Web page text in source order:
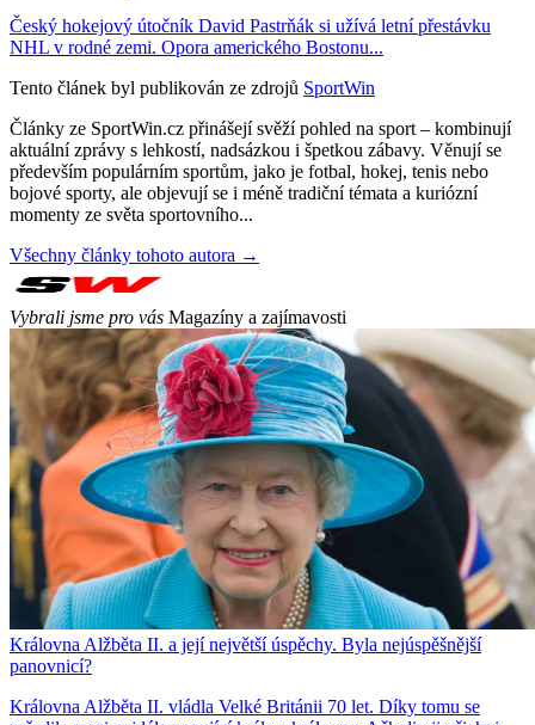
Český hokejový útočník David Pastrňák si užívá letní přestávku
NHL v rodné zemi. Opora amerického Bostonu...
Tento článek byl publikován ze zdrojů SportWin
Články ze SportWin.cz přinášejí svěží pohled na sport – kombinují
aktuální zprávy s lehkostí, nadsázkou i špetkou zábavy. Věnují se
především populárním sportům, jako je fotbal, hokej, tenis nebo
bojové sporty, ale objevují se i méně tradiční témata a kuriózní
momenty ze světa sportovního...
Všechny články tohoto autora →
Vybrali jsme pro vás Magazíny a zajímavosti
Královna Alžběta II. a její největší úspěchy. Byla nejúspěšnější
panovnicí?
Královna Alžběta II. vládla Velké Británii 70 let. Díky tomu se